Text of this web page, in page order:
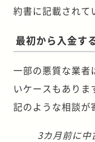
約書に記載されて
最初から入金す
一部の悪質な業者
いケースもあり
記のような相談が
3カ月前に中